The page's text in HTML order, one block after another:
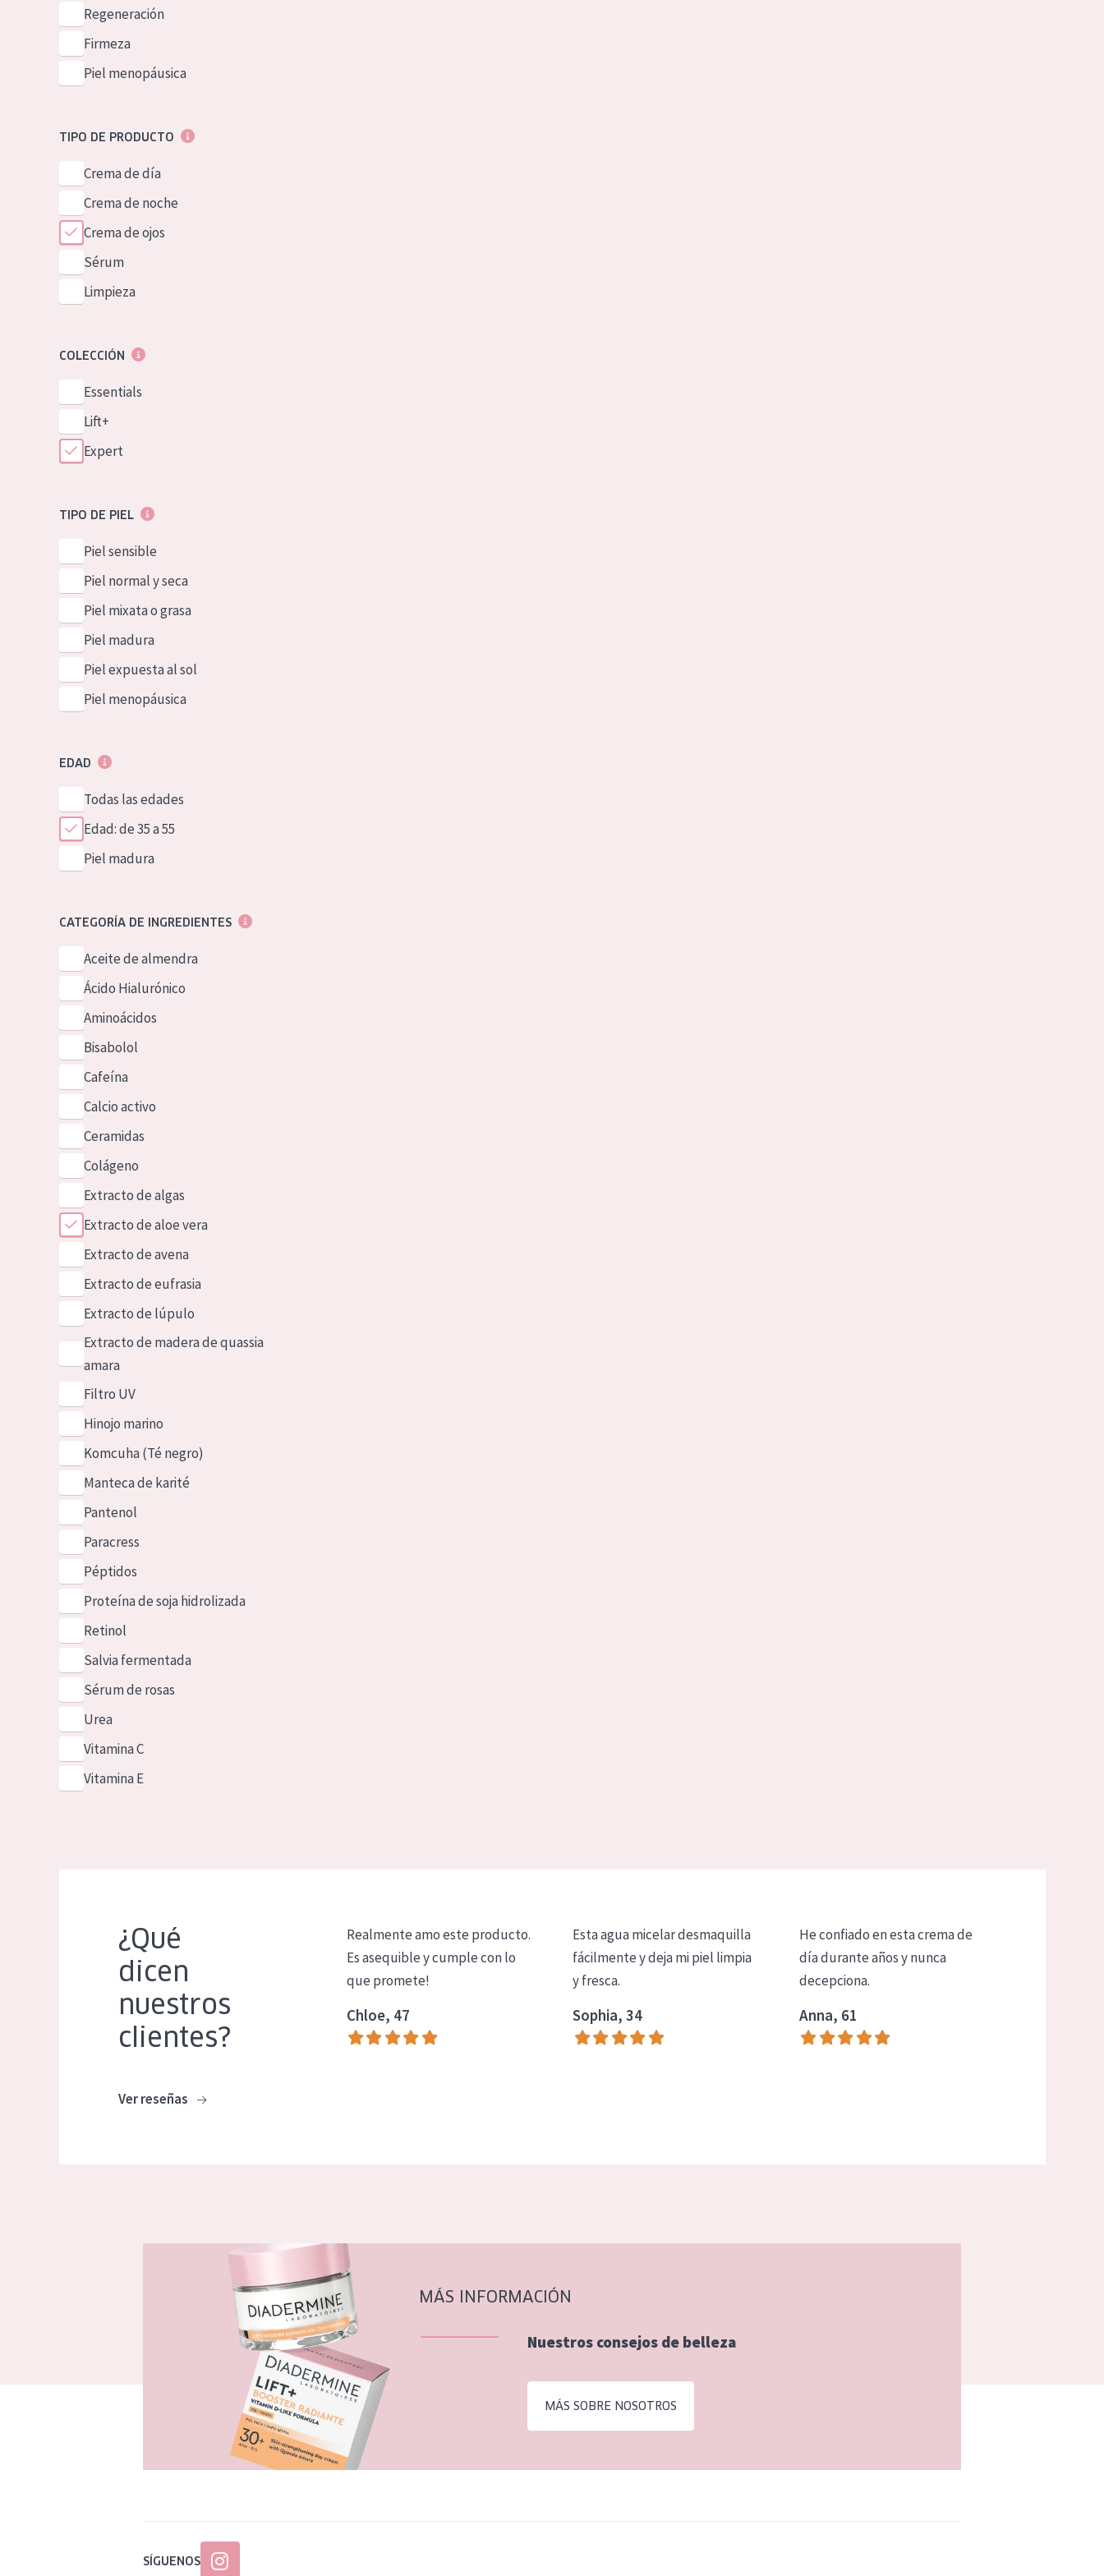
German
Spanish
Greek
Regeneración
Firmeza
Piel menopáusica
TIPO DE PRODUCTO
Crema de día
Crema de noche
Crema de ojos
Sérum
Limpieza
COLECCIÓN
Essentials
Lift+
Expert
TIPO DE PIEL
Piel sensible
Piel normal y seca
Piel mixata o grasa
Piel madura
Piel expuesta al sol
Piel menopáusica
EDAD
Todas las edades
Edad: de 35 a 55
Piel madura
CATEGORÍA DE INGREDIENTES
Aceite de almendra
Ácido Hialurónico
Aminoácidos
Bisabolol
Cafeína
Calcio activo
Ceramidas
Colágeno
Extracto de algas
Extracto de aloe vera
Extracto de avena
Extracto de eufrasia
Extracto de lúpulo
Extracto de madera de quassia
amara
Filtro UV
Hinojo marino
Komcuha (Té negro)
Manteca de karité
Pantenol
Paracress
Péptidos
Proteína de soja hidrolizada
Retinol
Salvia fermentada
Sérum de rosas
Urea
Vitamina C
Vitamina E
¿Qué
dicen
nuestros
clientes?
Ver reseñas
Realmente amo este producto.
Es asequible y cumple con lo
que promete!
Chloe, 47
Esta agua micelar desmaquilla
fácilmente y deja mi piel limpia
y fresca.
Sophia, 34
He confiado en esta crema de
día durante años y nunca
decepciona.
Anna, 61
MÁS INFORMACIÓN
Nuestros consejos de belleza
MÁS SOBRE NOSOTROS
SÍGUENOS